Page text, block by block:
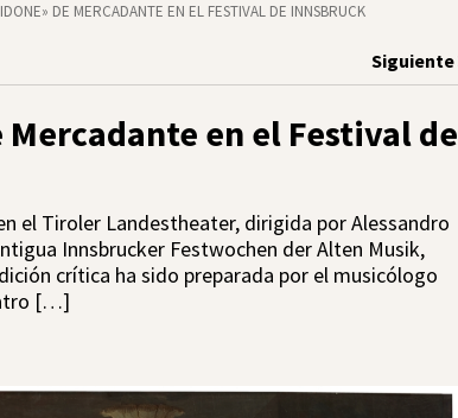
DE MERCADANTE EN EL FESTIVAL DE INNSBRUCK
Siguiente
en el Festival de
el Tiroler Landestheater, dirigida por Alessandro
Innsbrucker Festwochen der Alten Musik,
crítica ha sido preparada por el musicólogo
[…]